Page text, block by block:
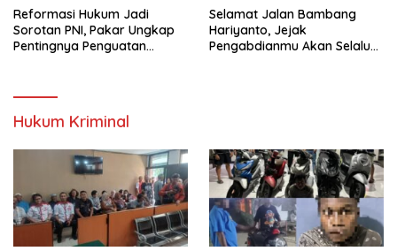
Reformasi Hukum Jadi
Sorotan PNI, Pakar Ungkap
Pentingnya Penguatan
Selamat Jalan Bambang
Hariyanto, Jejak
Pengabdianmu Akan Selalu
Hukum Kriminal